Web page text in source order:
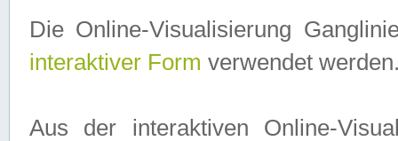
Die Online-Visualisierung
interaktiver Form verwendet
Aus der interaktiven Online-